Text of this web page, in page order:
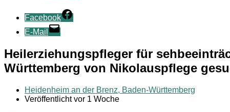
Facebook
E-Mail
Heilerziehungspfleger für
Württemberg von Nikolauspflege
Heidenheim an der Brenz, Baden-Württemberg
Veröffentlicht vor 1 Woche